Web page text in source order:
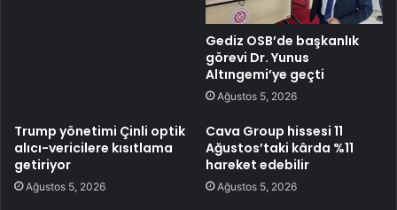
Gediz OSB’de başkanlık
görevi Dr. Yunus
Altıngemi’ye geçti
Ağustos 5, 2026
Trump yönetimi Çinli optik
alıcı-vericilere kısıtlama
getiriyor
Ağustos 5, 2026
Cava Group hissesi 11
Ağustos’taki kârda %11
hareket edebilir
Ağustos 5, 2026